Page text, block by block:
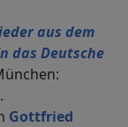
aus dem
das Deutsche
Gottfried